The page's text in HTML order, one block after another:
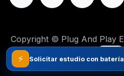
Copyright © Plug And Play
Con tecnología de
electrónico de
⚡ Solicitar estudio con